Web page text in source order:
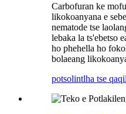
Carbofuran ke
likokoanyana e
nematode tse
lebaka la ts'ebetso
ho phehella ho
bolaeang
potsolintlha tse